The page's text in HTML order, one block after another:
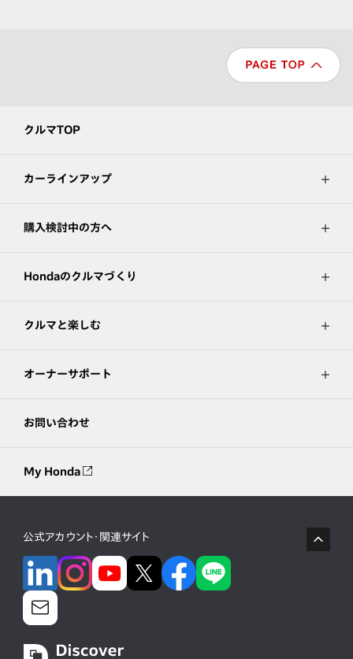
クルマTOP
カーラインアップ
購入検討中の方へ
Hondaのクルマづくり
クルマと楽しむ
オーナーサポート
お問い合わせ
My Honda
公式アカウント・関連サイト